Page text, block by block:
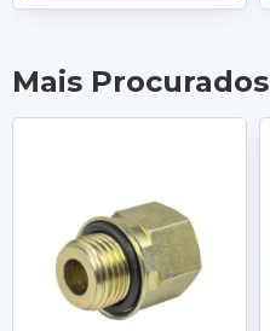
Mais Procurados